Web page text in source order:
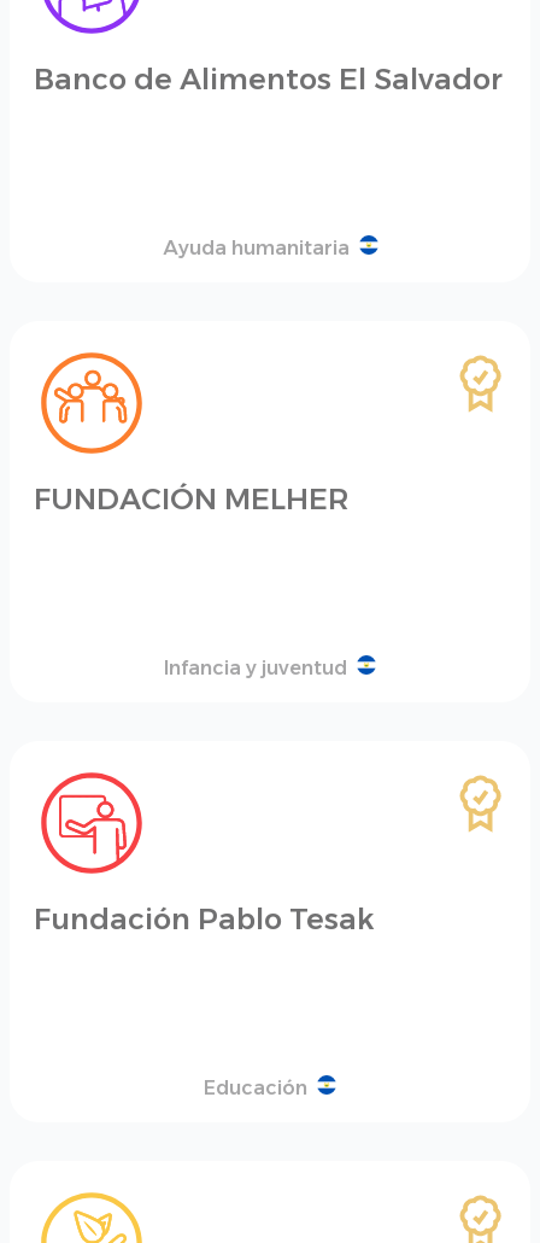
Banco de Alimentos El Salvador
Ayuda humanitaria
FUNDACIÓN MELHER
Infancia y juventud
Fundación Pablo Tesak
Educación